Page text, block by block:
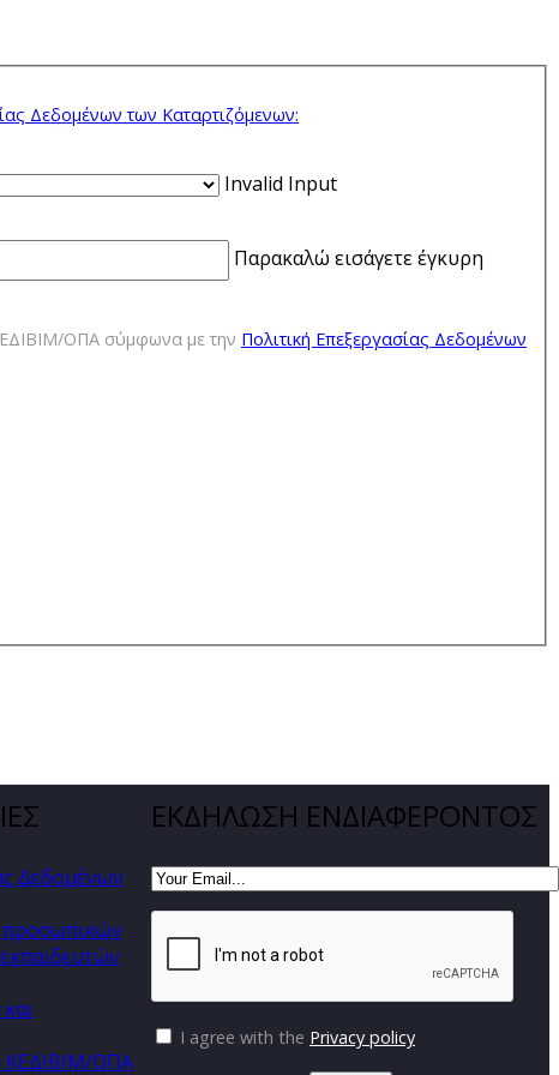
Δεδομένων των Kαταρτιζόμενων:
Invalid Input
Παρακαλώ εισάγετε έγκυρη
ΟΠΑ σύμφωνα με την Πολιτική Επεξεργασίας Δεδομένων
Δεδομένων
προσωπικών
ΚΕΔΙΒΙΜ/ΟΠΑ
ΕΚΔΗΛΩΣΗ ΕΝΔΙΑΦΕΡΟΝΤΟΣ
I agree with the Privacy policy